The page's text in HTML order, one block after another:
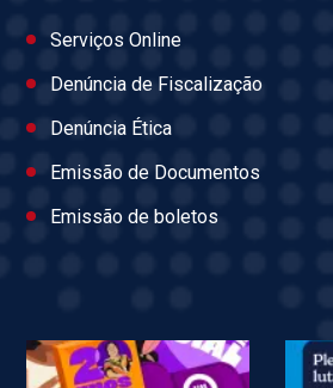
Serviços Online
Denúncia de Fiscalização
Denúncia Ética
Emissão de Documentos
Emissão de boletos